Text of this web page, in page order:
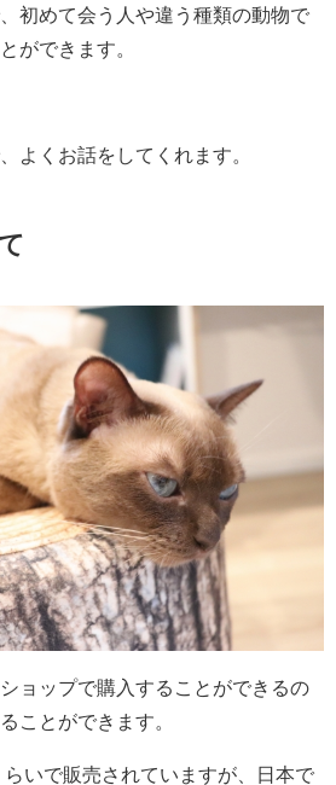
初めて会う人や違う種類の動物で
ができます。
よくお話をしてくれます。
ョップで購入することができるの
ことができます。
いで販売されていますが、日本で